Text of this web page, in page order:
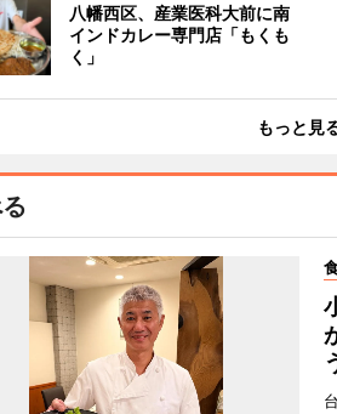
八幡西区、産業医科大前に南
インドカレー専門店「もくも
く」
もっと見